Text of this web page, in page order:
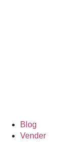
Blog
Vender